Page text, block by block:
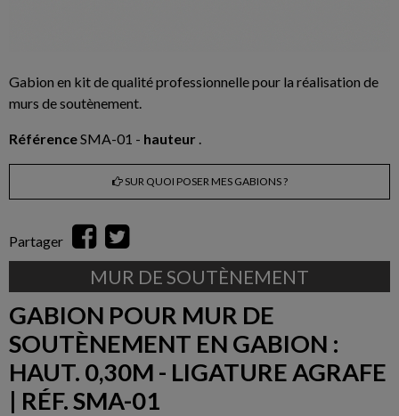
Gabion en kit de qualité professionnelle pour la réalisation de
murs de soutènement.
RéférenceSMA-01 - hauteur .
SUR QUOI POSER MES GABIONS ?
Partager
MUR DE SOUTÈNEMENT
GABION POUR MUR DE
SOUTÈNEMENT EN GABION :
HAUT. 0,30M - LIGATURE AGRAFE
| RÉF. SMA-01